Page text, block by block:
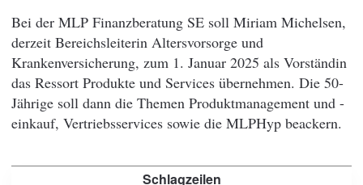
Bei der MLP Finanzberatung SE soll Miriam Michelsen,
derzeit Bereichsleiterin Altersvorsorge und
Krankenversicherung, zum 1. Januar 2025 als Vorständin
das Ressort Produkte und Services übernehmen. Die 50-
Jährige soll dann die Themen Produktmanagement und -
einkauf, Vertriebsservices sowie die MLPHyp beackern.
Schlagzeilen